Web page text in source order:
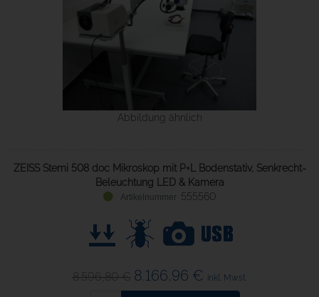
Abbildung ähnlich
ZEISS Stemi 508 doc Mikroskop mit P+L Bodenstativ, Senkrecht-
Beleuchtung LED & Kamera
555560
8.596,80 € 8.166,96 € inkl. Mwst.